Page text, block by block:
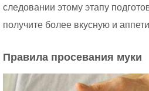
следовании этому этапу
получите более вкусную и
Правила просевания муки